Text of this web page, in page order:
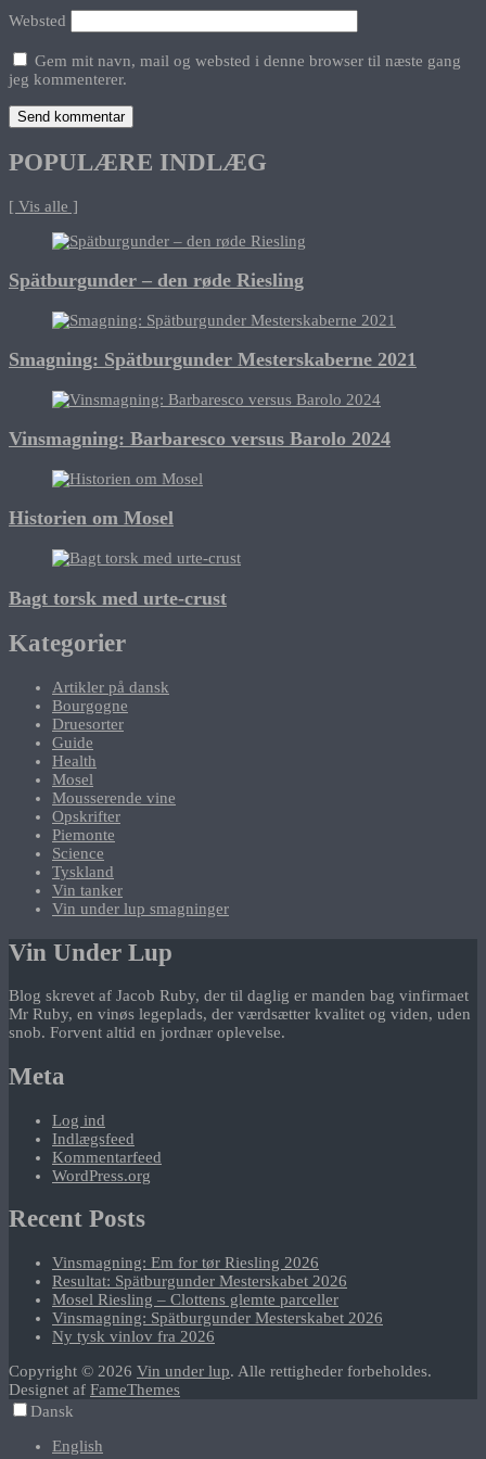
Websted
Gem mit navn, mail og websted i denne browser til næste gang
jeg kommenterer.
POPULÆRE INDLÆG
[ Vis alle ]
Spätburgunder – den røde Riesling
Smagning: Spätburgunder Mesterskaberne 2021
Vinsmagning: Barbaresco versus Barolo 2024
Historien om Mosel
Bagt torsk med urte-crust
Kategorier
Artikler på dansk
Bourgogne
Druesorter
Guide
Health
Mosel
Mousserende vine
Opskrifter
Piemonte
Science
Tyskland
Vin tanker
Vin under lup smagninger
Vin Under Lup
Blog skrevet af Jacob Ruby, der til daglig er manden bag vinfirmaet
Mr Ruby, en vinøs legeplads, der værdsætter kvalitet og viden, uden
snob. Forvent altid en jordnær oplevelse.
Meta
Log ind
Indlægsfeed
Kommentarfeed
WordPress.org
Recent Posts
Vinsmagning: Em for tør Riesling 2026
Resultat: Spätburgunder Mesterskabet 2026
Mosel Riesling – Clottens glemte parceller
Vinsmagning: Spätburgunder Mesterskabet 2026
Ny tysk vinlov fra 2026
Copyright © 2026 Vin under lup. Alle rettigheder forbeholdes.
Designet af FameThemes
Dansk
English